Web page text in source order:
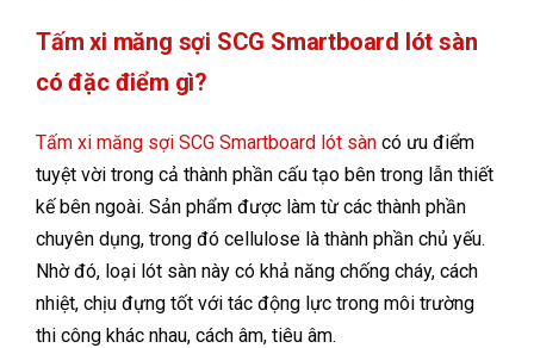
Tấm xi măng sợi SCG Smartboard lót sàn
có đặc điểm gì?
Tấm xi măng sợi SCG Smartboard lót sàn có ưu điểm
tuyệt vời trong cả thành phần cấu tạo bên trong lẫn thiết
kế bên ngoài. Sản phẩm được làm từ các thành phần
chuyên dụng, trong đó cellulose là thành phần chủ yếu.
Nhờ đó, loại lót sàn này có khả năng chống cháy, cách
nhiệt, chịu đựng tốt với tác động lực trong môi trường
thi công khác nhau, cách âm, tiêu âm.